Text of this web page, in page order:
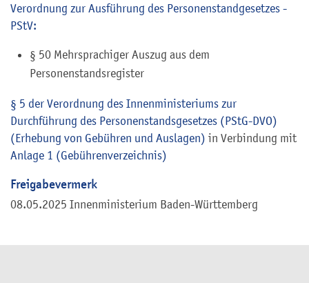
Verordnung zur Ausführung des Personenstandgesetzes -
PStV:
§ 50 Mehrsprachiger Auszug aus dem
Personenstandsregister
§ 5 der Verordnung des Innenministeriums zur
Durchführung des Personenstandsgesetzes (PStG-DVO)
(Erhebung von Gebühren und Auslagen) in Verbindung mit
Anlage 1 (Gebührenverzeichnis)
Freigabevermerk
08.05.2025 Innenministerium Baden-Württemberg